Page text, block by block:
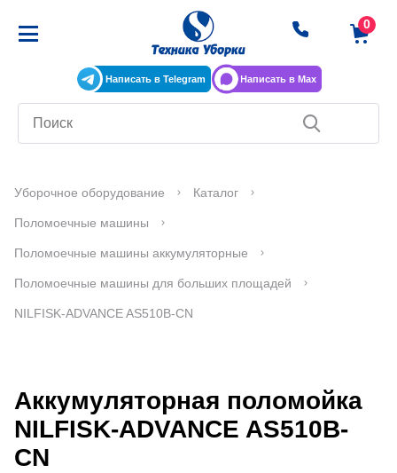
Написать в Telegram Написать в Max
Уборочное оборудование Каталог
Поломоечные машины
Поломоечные машины аккумуляторные
Поломоечные машины для больших площадей
NILFISK-ADVANCE AS510B-CN
Аккумуляторная поломойка
NILFISK-ADVANCE AS510B-
CN